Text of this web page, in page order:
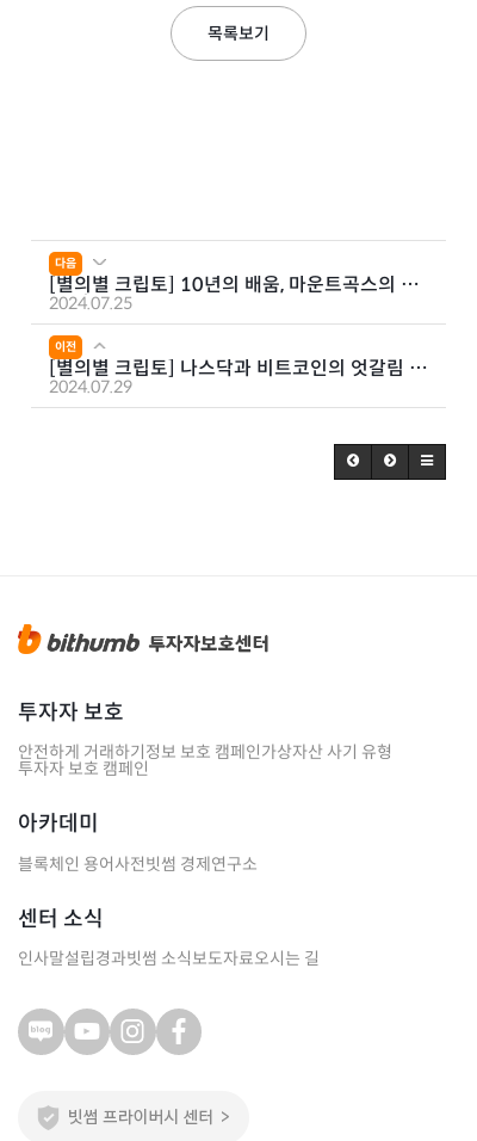
목록보기
다음
[별의별 크립토] 10년의 배움, 마운트곡스의 모
든 것 - 2부
2024.07.25
이전
[별의별 크립토] 나스닥과 비트코인의 엇갈림 -
2부
2024.07.29
투자자 보호
안전하게 거래하기정보 보호 캠페인가상자산 사기 유형
투자자 보호 캠페인
아카데미
블록체인 용어사전빗썸 경제연구소
센터 소식
인사말설립경과빗썸 소식보도자료오시는 길